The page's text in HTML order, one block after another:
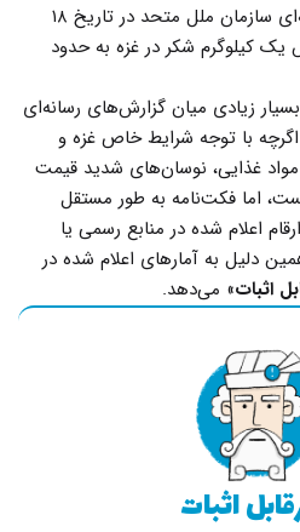
یا در یک نمونه دیگر مرکز رسانه‌ای سازمان ملل متحد در تاریخ ۱۸
یک کیلوگرم شکر در غزه به حدود
زیادی میان گزارش‌های رسانه‌ای
با توجه شرایط خاص غزه و
مواد غذایی، نوسان‌های شدید قیمت
اما فکت‌نامه به طور مستقل
اعلام شده در منابع رسمی یا
دلیل به آمارهای اعلام شده در
اثبات» می‌دهد.
اثبات